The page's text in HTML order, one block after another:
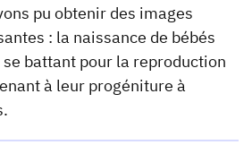
pu obtenir des images
: la naissance de bébés
battant pour la reproduction
à leur progéniture à